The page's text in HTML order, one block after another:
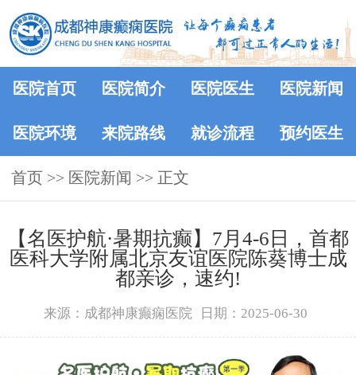
医院首页 医院简介 医院医生 医院新闻
医院环境 来院路线 就诊流程 预约医生
首页 >> 医院新闻 >> 正文
【名医护航·暑期抗癫】7月4-6日，首都
医科大学附属北京友谊医院陈葵博士成
都亲诊，速约!
来源：成都神康癫痫医院 日期：2025-06-30